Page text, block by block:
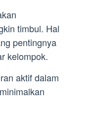
timbul. Hal
pentingnya
kelompok.
aktif dalam